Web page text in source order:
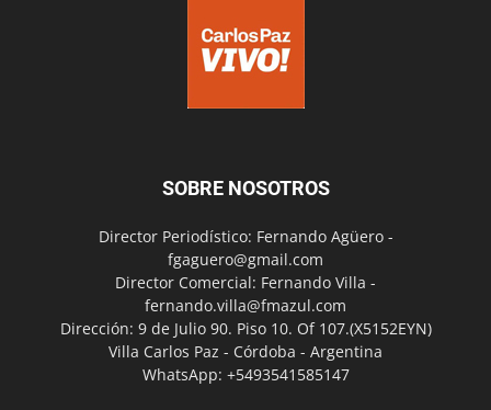
SOBRE NOSOTROS
Director Periodístico: Fernando Agüero -
fgaguero@gmail.com
Director Comercial: Fernando Villa -
fernando.villa@fmazul.com
Dirección: 9 de Julio 90. Piso 10. Of 107.(X5152EYN)
Villa Carlos Paz - Córdoba - Argentina
WhatsApp: +5493541585147